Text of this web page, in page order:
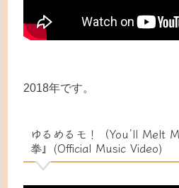
2018年です。
ゆるめるモ！（You’ll Melt
拳』(Official Music Video)